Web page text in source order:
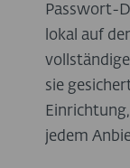
Passwort-
lokal auf
sie
jedem